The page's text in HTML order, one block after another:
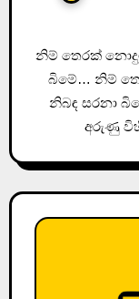
නිම් තෙරක් නොදුටු මේ ලෝකයේ… රුදු සපුන් නිබඳ සරනා
බිමේ… නිම්
නිබඳ සරනා
අරුණු